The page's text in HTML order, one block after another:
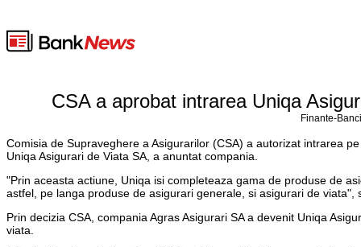
CSA a aprobat intrarea Uniqa
Finante-
Comisia de Supraveghere a Asigurarilor (CSA) a autorizat intrarea
Uniqa Asigurari de Viata SA, a anuntat compania.
"Prin aceasta actiune, Uniqa isi completeaza gama de produse de
astfel, pe langa produse de asigurari generale, si asigurari de viata",
Prin decizia CSA, compania Agras Asigurari SA a devenit Uniqa
viata.